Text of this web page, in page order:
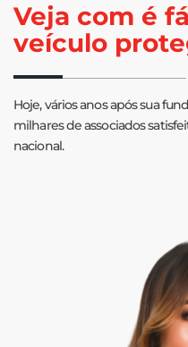
Veja com é
veículo
Hoje, vários anos após sua
milhares de associados
nacional.